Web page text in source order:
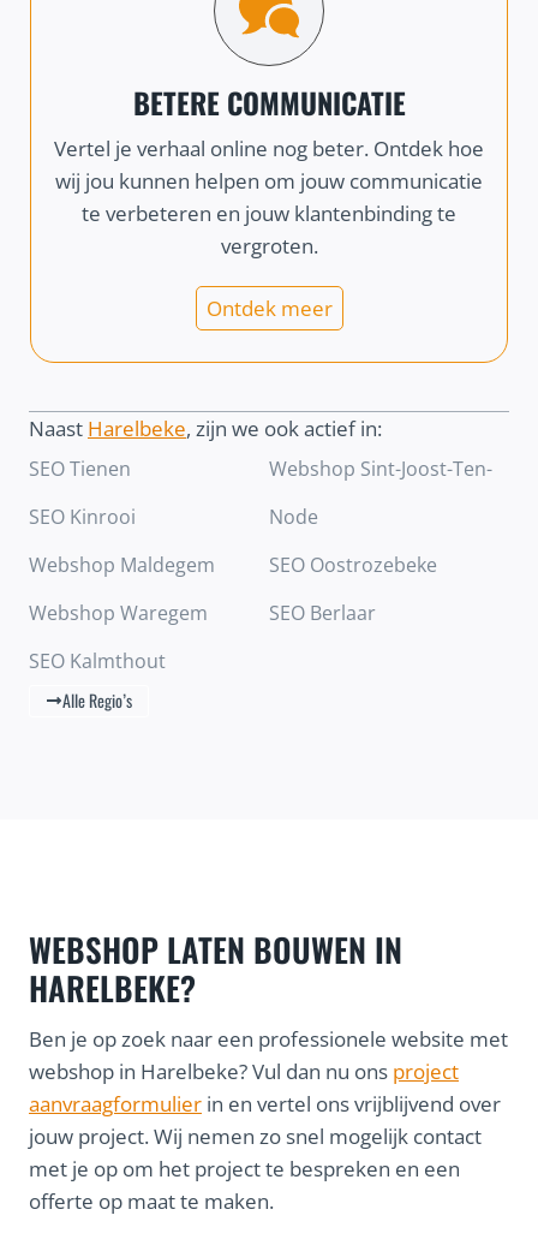
BETERE COMMUNICATIE
Vertel je verhaal online nog beter. Ontdek hoe
wij jou kunnen helpen om jouw communicatie
te verbeteren en jouw klantenbinding te
vergroten.
Ontdek meer
Naast Harelbeke, zijn we ook actief in:
SEO Tienen
Webshop Sint-Joost-Ten-
Node
SEO Kinrooi
Webshop Maldegem
SEO Oostrozebeke
Webshop Waregem
SEO Berlaar
SEO Kalmthout
Alle Regio’s
WEBSHOP LATEN BOUWEN IN
HARELBEKE?
Ben je op zoek naar een professionele website met
webshop in Harelbeke? Vul dan nu ons project
aanvraagformulier in en vertel ons vrijblijvend over
jouw project. Wij nemen zo snel mogelijk contact
met je op om het project te bespreken en een
offerte op maat te maken.